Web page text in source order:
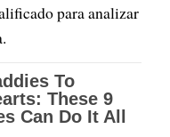
para analizar